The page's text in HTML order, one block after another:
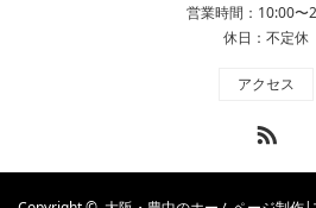
営業時間：10:00〜
休日：不定休
アクセス